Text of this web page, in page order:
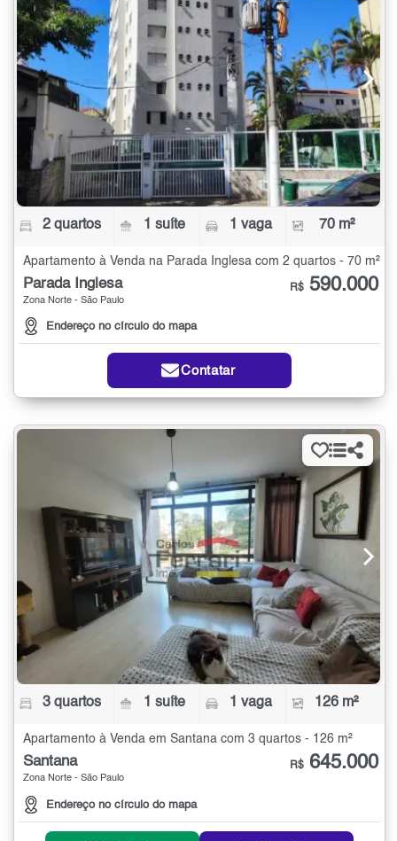
2 quartos 1 suíte 1 vaga 70 m²
Apartamento à Venda na Parada Inglesa com 2 quartos - 70 m²
Parada Inglesa
Zona Norte - São Paulo
Endereço no círculo do mapa
R$ 590.000
Contatar
3 quartos 1 suíte 1 vaga 126 m²
Apartamento à Venda em Santana com 3 quartos - 126 m²
Santana
Zona Norte - São Paulo
Endereço no círculo do mapa
R$ 645.000